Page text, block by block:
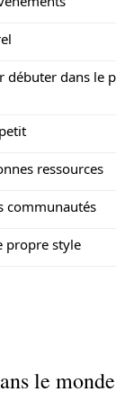
débuter dans le
ressources
communautés
propre style
le